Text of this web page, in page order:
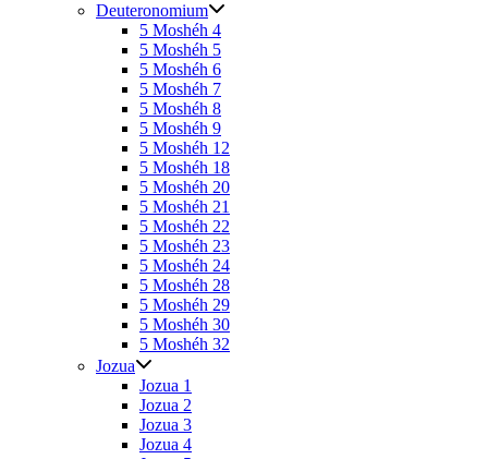
Deuteronomium
5 Moshéh 4
5 Moshéh 5
5 Moshéh 6
5 Moshéh 7
5 Moshéh 8
5 Moshéh 9
5 Moshéh 12
5 Moshéh 18
5 Moshéh 20
5 Moshéh 21
5 Moshéh 22
5 Moshéh 23
5 Moshéh 24
5 Moshéh 28
5 Moshéh 29
5 Moshéh 30
5 Moshéh 32
Jozua
Jozua 1
Jozua 2
Jozua 3
Jozua 4